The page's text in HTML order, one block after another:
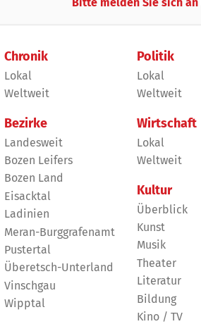
Bitte melden Sie sich an
Chronik
Lokal
Weltweit
Bezirke
Landesweit
Bozen Leifers
Bozen Land
Eisacktal
Ladinien
Meran-Burggrafenamt
Pustertal
Überetsch-Unterland
Vinschgau
Wipptal
Politik
Lokal
Weltweit
Wirtschaft
Lokal
Weltweit
Kultur
Überblick
Kunst
Musik
Theater
Literatur
Bildung
Kino / TV